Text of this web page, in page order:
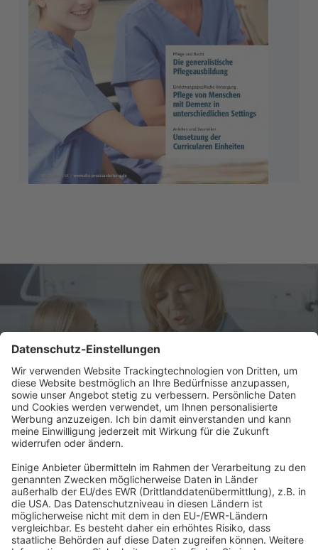
Praxisanleitung im Bereich Palliative-Care
Abonnement anfordern|Abo kündigen